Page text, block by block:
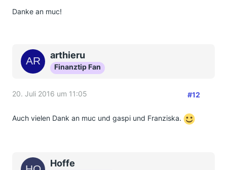
Danke an muc!
arthieru
Finanztip Fan
20. Juli 2016 um 11:05 #12
Auch vielen Dank an muc und gaspi und Franziska.
Hoffe